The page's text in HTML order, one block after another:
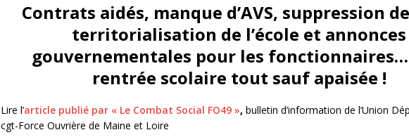
Contrats aidés, manque d’AVS, suppression
territorialisation de l’école et annonces
gouvernementales pour les
rentrée scolaire tout sauf apaisée !
Lire l’article publié par « Le Combat Social FO49 », bulletin d’information de l’Union
cgt-Force Ouvrière de Maine et Loire